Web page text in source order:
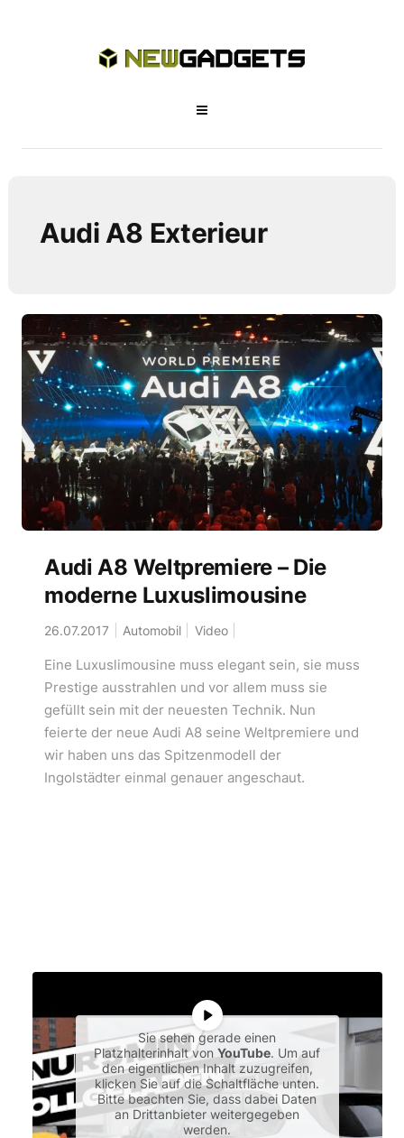
Audi A8 Exterieur
Audi A8 Weltpremiere – Die
moderne Luxuslimousine
26.07.2017 Automobil Video
Eine Luxuslimousine muss elegant sein, sie muss
Prestige ausstrahlen und vor allem muss sie
gefüllt sein mit der neuesten Technik. Nun
feierte der neue Audi A8 seine Weltpremiere und
wir haben uns das Spitzenmodell der
Ingolstädter einmal genauer angeschaut.
Sie sehen gerade einen
Platzhalterinhalt vonYouTube. Um auf
den eigentlichen Inhalt zuzugreifen,
klicken Sie auf die Schaltfläche unten.
Bitte beachten Sie, dass dabei Daten
an Drittanbieter weitergegeben
werden.